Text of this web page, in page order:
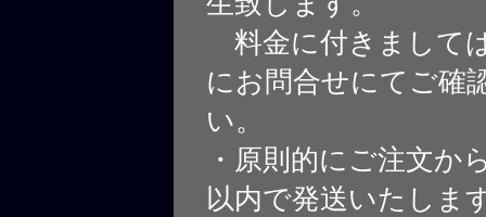
料金に付きまして
にお問合せにてご確
い。
・原則的にご注文か
以内で発送いたしま